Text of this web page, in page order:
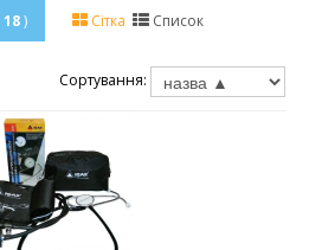
18) Сітка Список
Сортування: